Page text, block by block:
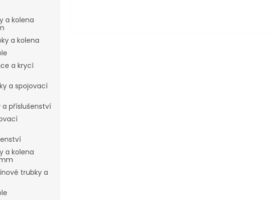
a kolena
a kolena
a krycí
a spojovací
a příslušenství
a kolena
trubky a